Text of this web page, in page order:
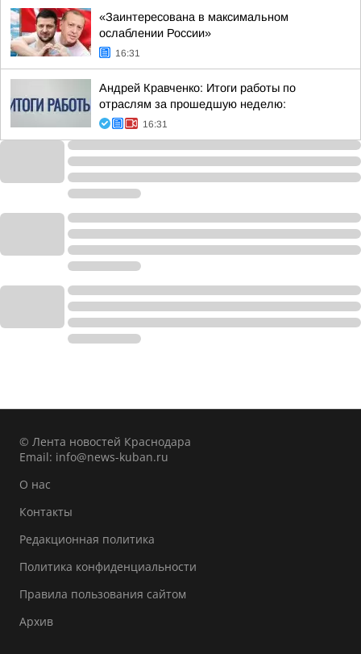
«Заинтересована в максимальном
ослаблении России»
16:31
Андрей Кравченко: Итоги работы по
отраслям за прошедшую неделю:
16:31
© Лента новостей Краснодара
Email: info@news-kuban.ru
О нас
Контакты
Редакционная политика
Политика конфиденциальности
Правила пользования сайтом
Архив